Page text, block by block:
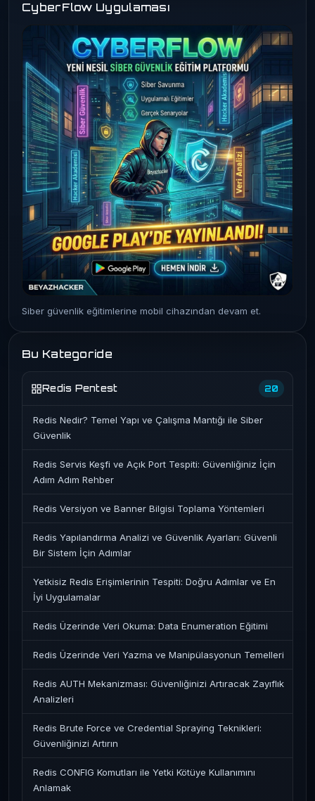
CyberFlow Uygulaması
Siber güvenlik eğitimlerine mobil cihazından devam et.
Bu Kategoride
Redis Pentest 20
Redis Nedir? Temel Yapı ve Çalışma Mantığı ile Siber
Güvenlik
Redis Servis Keşfi ve Açık Port Tespiti: Güvenliğiniz İçin
Adım Adım Rehber
Redis Versiyon ve Banner Bilgisi Toplama Yöntemleri
Redis Yapılandırma Analizi ve Güvenlik Ayarları: Güvenli
Bir Sistem İçin Adımlar
Yetkisiz Redis Erişimlerinin Tespiti: Doğru Adımlar ve En
İyi Uygulamalar
Redis Üzerinde Veri Okuma: Data Enumeration Eğitimi
Redis Üzerinde Veri Yazma ve Manipülasyonun Temelleri
Redis AUTH Mekanizması: Güvenliğinizi Artıracak Zayıflık
Analizleri
Redis Brute Force ve Credential Spraying Teknikleri:
Güvenliğinizi Artırın
Redis CONFIG Komutları ile Yetki Kötüye Kullanımını
Anlamak